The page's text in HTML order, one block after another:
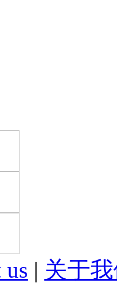
| 关于